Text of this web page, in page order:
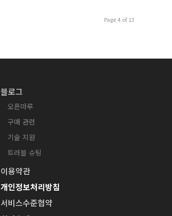
Page 4 of 13
블로그
오픈마루
구매 관련
기술 지원
트러블 슈팅
이용약관
개인정보처리방침
서비스수준협약